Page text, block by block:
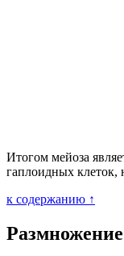
Итогом мейоза
гаплоидных клеток,
к содержанию ↑
Размножение